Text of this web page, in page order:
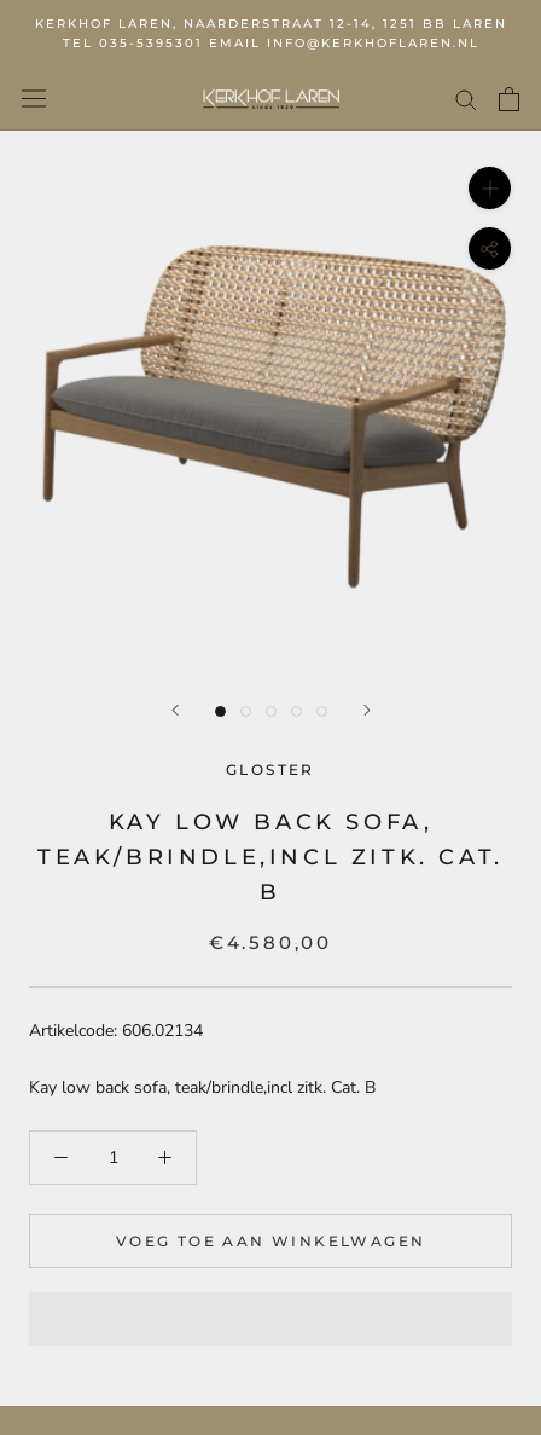
KERKHOF LAREN, NAARDERSTRAAT 12-14, 1251 BB LAREN
TEL 035-5395301 EMAIL INFO@KERKHOFLAREN.NL
GLOSTER
KAY LOW BACK SOFA,
TEAK/BRINDLE,INCL ZITK. CAT.
B
€4.580,00
Artikelcode: 606.02134
Kay low back sofa, teak/brindle,incl zitk. Cat. B
VOEG TOE AAN WINKELWAGEN